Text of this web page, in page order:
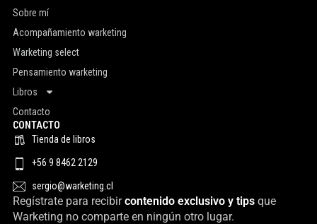
Sobre mí
Acompañamiento warketing
Warketing select
Pensamiento warketing
Libros
Contacto
CONTACTO
Tienda de libros
+56 9 8462 2129
sergio@warketing.cl
Regístrate para recibircontenido exclusivo y tipsque
Warketing no comparte en ningún otro lugar.